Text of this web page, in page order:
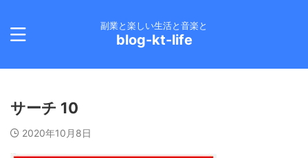
副業と楽しい生活と音楽と
blog-kt-life
サーチ 10
2020年10月8日